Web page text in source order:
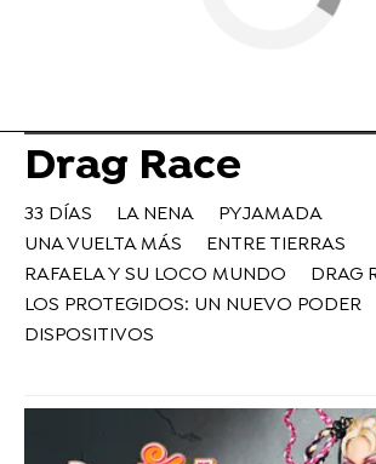
Drag Race
33 DÍAS LA NENA
PYJAMADA
UNA VUELTA MÁS
ENTRE TIERRAS
RAFAELA Y SU LOCO MUNDO
DRAG
LOS PROTEGIDOS: UN NUEVO PODER
DISPOSITIVOS